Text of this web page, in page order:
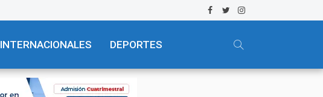
INTERNACIONALES DEPORTES